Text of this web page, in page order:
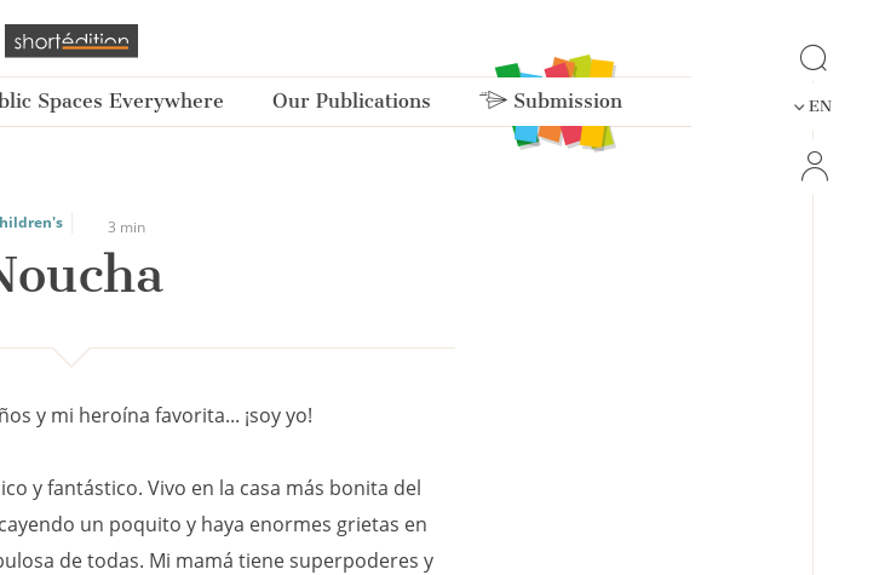
Spaces Everywhere Our Publications Submission EN
3 min
y mi heroína favorita... ¡soy yo!
y fantástico. Vivo en la casa más bonita del
un poquito y haya enormes grietas en
de todas. Mi mamá tiene superpoderes y